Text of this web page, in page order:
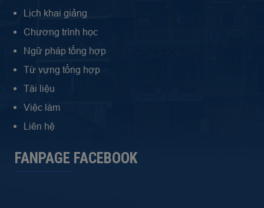
Lịch khai giảng
Chương trình học
Ngữ pháp tổng hợp
Từ vựng tổng hợp
Tài liệu
Việc làm
Liên hệ
FANPAGE FACEBOOK